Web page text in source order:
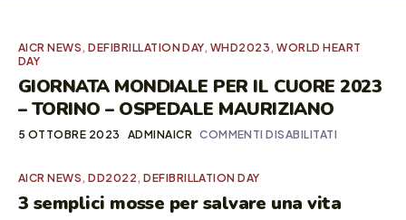
AICR NEWS,DEFIBRILLATION DAY, WHD2023,WORLD HEART
DAY
GIORNATA MONDIALE PER IL CUORE 2023
– TORINO – OSPEDALE MAURIZIANO
5 OTTOBRE 2023 ADMINAICR COMMENTI DISABILITATI
AICR NEWS ,DD2022 ,DEFIBRILLATION DAY
3 semplici mosse per salvare una vita